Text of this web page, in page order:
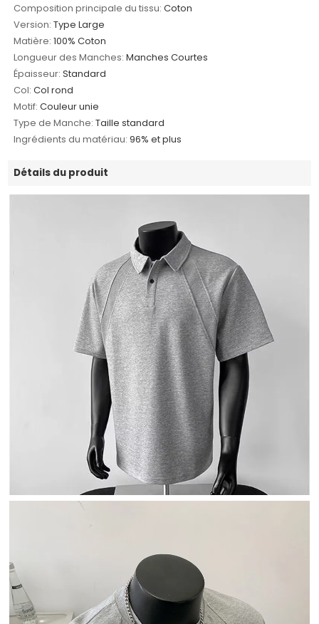
Composition principale du tissu: Coton
Version: Type Large
Matière: 100% Coton
Longueur des Manches: Manches Courtes
Épaisseur: Standard
Col: Col rond
Motif: Couleur unie
Type de Manche: Taille standard
Ingrédients du matériau: 96% et plus
Détails du produit